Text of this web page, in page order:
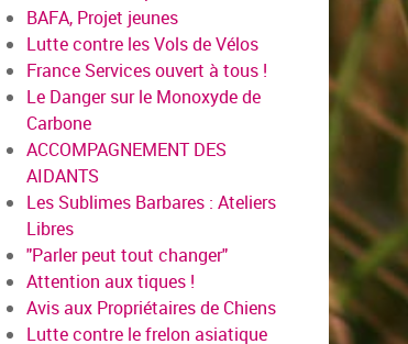
BAFA, Projet jeunes
Lutte contre les Vols de Vélos
France Services ouvert à tous !
Le Danger sur le Monoxyde de
Carbone
ACCOMPAGNEMENT DES
AIDANTS
Les Sublimes Barbares : Ateliers
Libres
"Parler peut tout changer"
Attention aux tiques !
Avis aux Propriétaires de Chiens
Lutte contre le frelon asiatique